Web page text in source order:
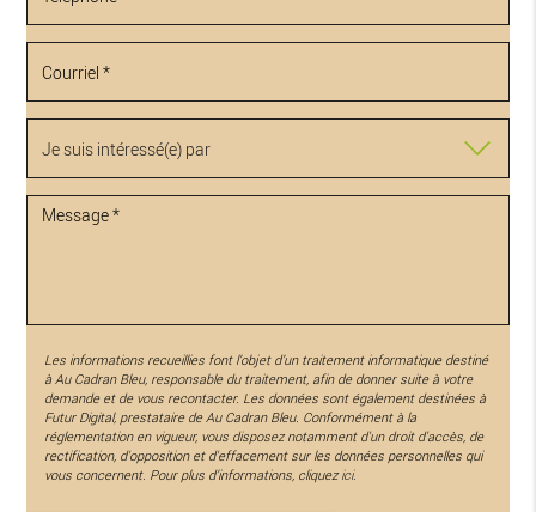
Les informations recueillies font l’objet d’un traitement informatique destiné
à Au Cadran Bleu, responsable du traitement, afin de donner suite à votre
demande et de vous recontacter. Les données sont également destinées à
Futur Digital, prestataire de Au Cadran Bleu. Conformément à la
réglementation en vigueur, vous disposez notamment d'un droit d'accès, de
rectification, d'opposition et d'effacement sur les données personnelles qui
vous concernent. Pour plus d’informations, cliquez ici.